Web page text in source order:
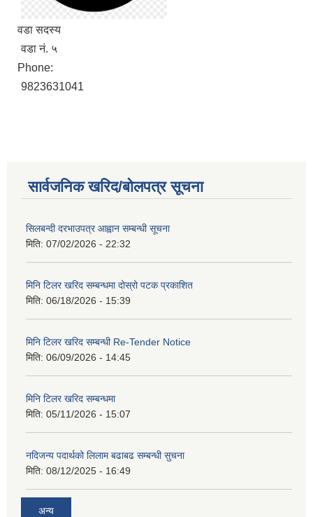
वडा सदस्य
वडा नं. ५
Phone:
9823631041
सार्वजनिक खरिद/बोलपत्र सूचना
सिलबन्दी दरभाउपत्र आह्वान सम्बन्धी सूचना
मिति: 07/02/2026 - 22:32
मिनि टिलर खरिद सम्बन्धमा दोस्रो पटक प्रकाशित
मिति: 06/18/2026 - 15:39
मिनि टिलर खरिद सम्बन्धी Re-Tender Notice
मिति: 06/09/2026 - 14:45
मिनि टिलर खरिद सम्बन्धमा
मिति: 05/11/2026 - 15:07
नदिजन्य पदार्थको लिलाम बढाबढ सम्बन्धी सुचना
मिति: 08/12/2025 - 16:49
अन्य